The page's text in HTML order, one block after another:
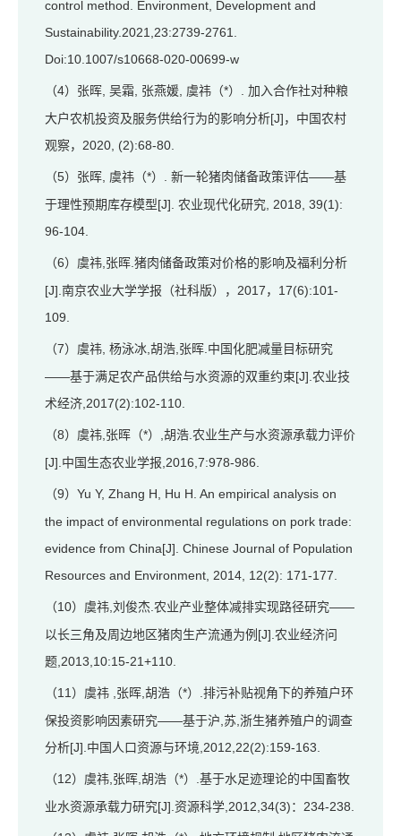
control method. Environment, Development and
Sustainability.2021,23:2739-2761.
Doi:10.1007/s10668-020-00699-w
（4）张晖, 吴霜, 张燕媛, 虞祎（*）. 加入合作社对种粮
大户农机投资及服务供给行为的影响分析[J]，中国农村
观察，2020, (2):68-80.
（5）张晖, 虞祎（*）. 新一轮猪肉储备政策评估——基
于理性预期库存模型[J]. 农业现代化研究, 2018, 39(1):
96-104.
（6）虞祎,张晖.猪肉储备政策对价格的影响及福利分析
[J].南京农业大学学报（社科版），2017，17(6):101-
109.
（7）虞祎, 杨泳冰,胡浩,张晖.中国化肥减量目标研究
——基于满足农产品供给与水资源的双重约束[J].农业技
术经济,2017(2):102-110.
（8）虞祎,张晖（*）,胡浩.农业生产与水资源承载力评价
[J].中国生态农业学报,2016,7:978-986.
（9）Yu Y, Zhang H, Hu H. An empirical analysis on
the impact of environmental regulations on pork trade:
evidence from China[J]. Chinese Journal of Population
Resources and Environment, 2014, 12(2): 171-177.
（10）虞祎,刘俊杰.农业产业整体减排实现路径研究——
以长三角及周边地区猪肉生产流通为例[J].农业经济问
题,2013,10:15-21+110.
（11）虞祎 ,张晖,胡浩（*）.排污补贴视角下的养殖户环
保投资影响因素研究——基于沪,苏,浙生猪养殖户的调查
分析[J].中国人口资源与环境,2012,22(2):159-163.
（12）虞祎,张晖,胡浩（*）.基于水足迹理论的中国畜牧
业水资源承载力研究[J].资源科学,2012,34(3)：234-238.